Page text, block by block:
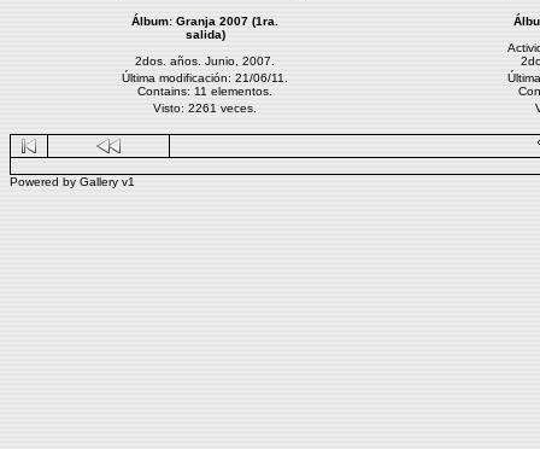
Álbum: Granja 2007 (1ra.
salida)
2dos. años. Junio, 2007.
Última modificación: 21/06/11.
Contains: 11 elementos.
Visto: 2261 veces.
Powered by Gallery v1